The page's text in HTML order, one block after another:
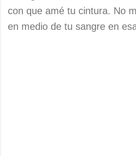
con que amé tu cintura. No
en medio de tu sangre en